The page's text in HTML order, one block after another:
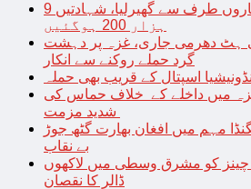
اسرائیل نے غزہ کو چاروں طرف سے گھیرلیا، شہادتیں 9
ہزار 200 ہوگئیں
ہٹ دھرمی جاری، غزہ پر دہشت
گرد حملے روکنے سے انکار
اسپتال کے قریب بھی حملہ
غزہ میں داخلے کے خلاف حماس کی
مہم میں افغان بھارت گٹھ جوڑ
بے نقاب
چینز کو مشرق وسطی میں لاکھوں
ڈالر کا نقصان